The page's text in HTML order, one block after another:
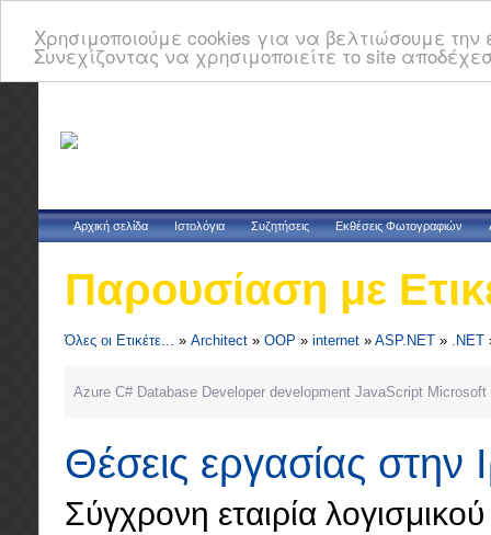
Χρησιμοποιούμε cookies για να βελτιώσουμε
Συνεχίζοντας να χρησιμοποιείτε το site
Αρχική σελίδα Ιστολόγια Συζητήσεις Εκθέσεις Φωτογραφιών
Παρουσίαση με
Όλες οι Ετικέτε... » Architect » OOP » internet » ASP.NET » .NET
Azure C# Database Developer development JavaScript Microsoft
Θέσεις εργασίας στην
Σύγχρονη εταιρία